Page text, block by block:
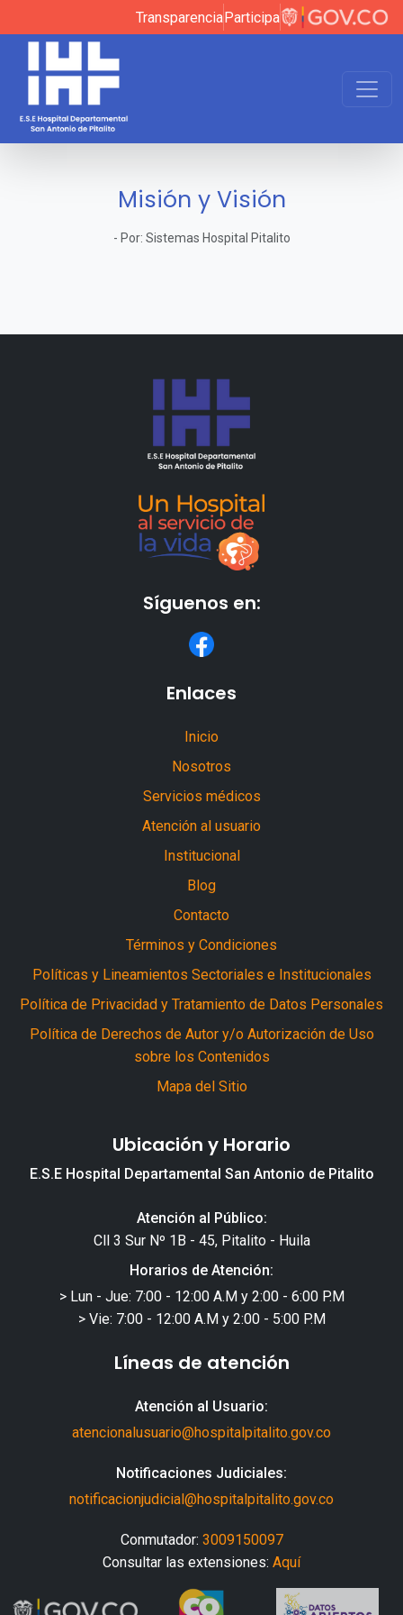
TransparenciaParticipa
Misión y Visión
- Por: Sistemas Hospital Pitalito
Síguenos en:
Enlaces
Inicio
Nosotros
Servicios médicos
Atención al usuario
Institucional
Blog
Contacto
Términos y Condiciones
Políticas y Lineamientos Sectoriales e Institucionales
Política de Privacidad y Tratamiento de Datos Personales
Política de Derechos de Autor y/o Autorización de Uso
sobre los Contenidos
Mapa del Sitio
Ubicación y Horario
E.S.E Hospital Departamental San Antonio de Pitalito
Atención al Público:
Cll 3 Sur Nº 1B - 45, Pitalito - Huila
Horarios de Atención:
> Lun - Jue: 7:00 - 12:00 A.M y 2:00 - 6:00 P.M
> Vie: 7:00 - 12:00 A.M y 2:00 - 5:00 P.M
Líneas de atención
Atención al Usuario:
atencionalusuario@hospitalpitalito.gov.co
Notificaciones Judiciales:
notificacionjudicial@hospitalpitalito.gov.co
Conmutador: 3009150097
Consultar las extensiones: Aquí